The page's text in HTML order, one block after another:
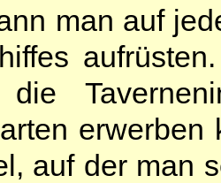
man auf
auf der man